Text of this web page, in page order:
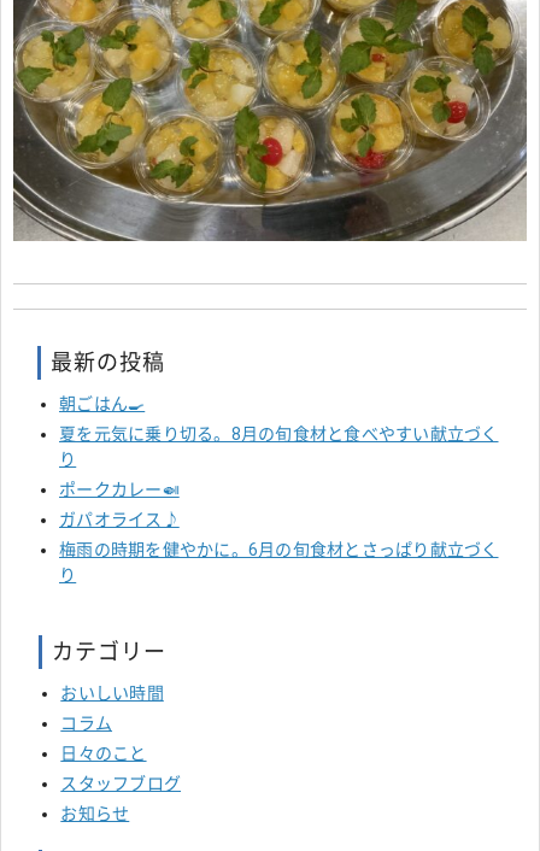
最新の投稿
朝ごはん🍳
夏を元気に乗り切る。8月の旬食材と食べやすい献立づく
り
ポークカレー🍛
ガパオライス♪
梅雨の時期を健やかに。6月の旬食材とさっぱり献立づく
り
カテゴリー
おいしい時間
コラム
日々のこと
スタッフブログ
お知らせ